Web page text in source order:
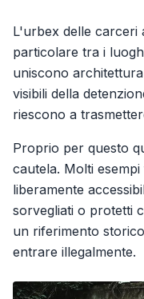
L'urbex delle carceri
particolare tra i
uniscono
visibili della
riescono a
Proprio per questo
cautela. Molti
liberamente
sorvegliati o protetti
un riferimento
entrare illegalmente.